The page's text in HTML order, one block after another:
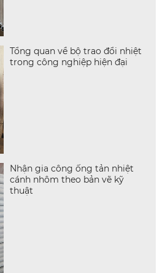
Tổng quan về bộ trao đổi nhiệt
trong công nghiệp hiện đại
Nhận gia công ống tản nhiệt
cánh nhôm theo bản vẽ kỹ
thuật